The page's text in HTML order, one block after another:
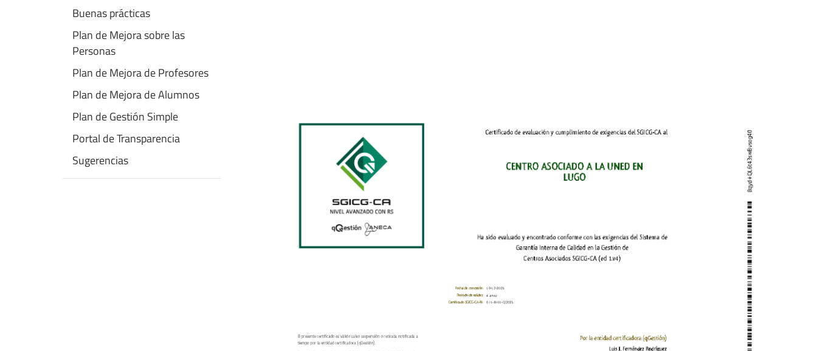
Buenas prácticas
Plan de Mejora sobre las
Personas
Plan de Mejora de Profesores
Plan de Mejora de Alumnos
Plan de Gestión Simple
Portal de Transparencia
Sugerencias